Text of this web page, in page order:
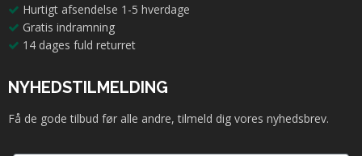
Hurtigt afsendelse 1-5 hverdage
Gratis indramning
14 dages fuld returret
NYHEDSTILMELDING
Få de gode tilbud før alle andre, tilmeld dig vores nyhedsbrev.